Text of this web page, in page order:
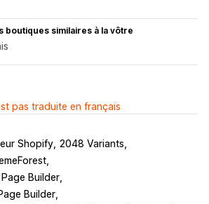
boutiques similaires à la vôtre
pas traduite en français
Shopify 2048 Variants
Builder
Builder